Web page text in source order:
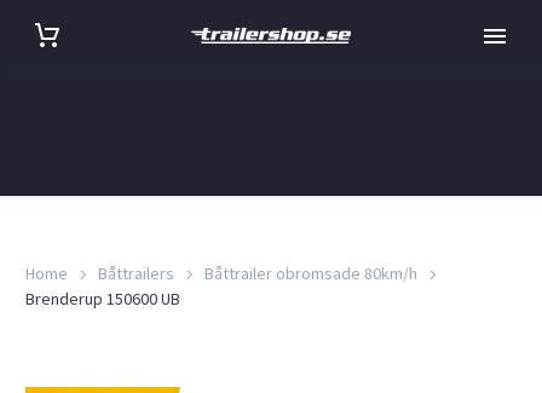
Home Båttrailers
Båttrailer obromsade 80km/h
Brenderup 150600 UB